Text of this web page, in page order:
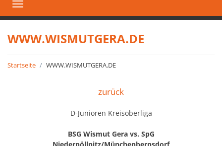
Toggle
navigation
WWW.WISMUTGERA.DE
Startseite WWW.WISMUTGERA.DE
zurück
D-Junioren Kreisoberliga
BSG Wismut Gera vs. SpG